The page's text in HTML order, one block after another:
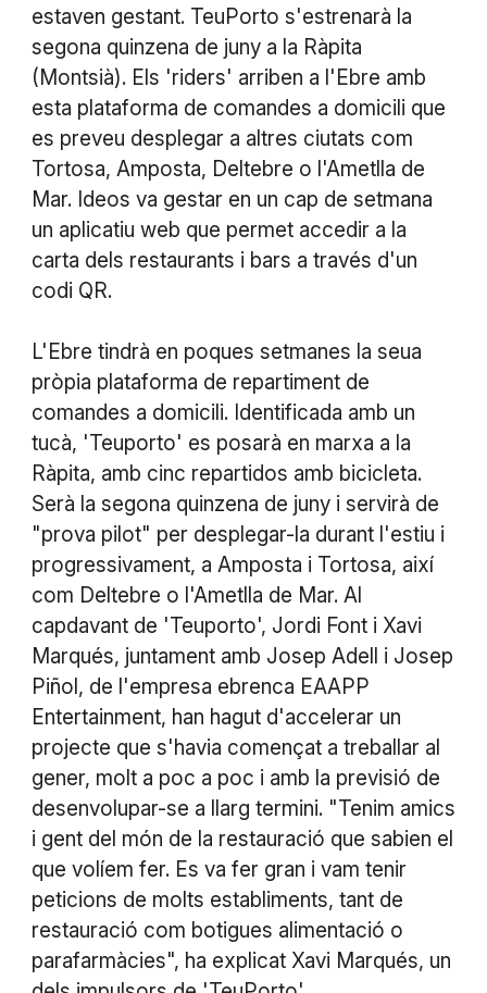
estaven gestant. TeuPorto s'estrenarà la
segona quinzena de juny a la Ràpita
(Montsià). Els 'riders' arriben a l'Ebre amb
esta plataforma de comandes a domicili que
es preveu desplegar a altres ciutats com
Tortosa, Amposta, Deltebre o l'Ametlla de
Mar. Ideos va gestar en un cap de setmana
un aplicatiu web que permet accedir a la
carta dels restaurants i bars a través d'un
codi QR.
L'Ebre tindrà en poques setmanes la seua
pròpia plataforma de repartiment de
comandes a domicili. Identificada amb un
tucà, 'Teuporto' es posarà en marxa a la
Ràpita, amb cinc repartidos amb bicicleta.
Serà la segona quinzena de juny i servirà de
"prova pilot" per desplegar-la durant l'estiu i
progressivament, a Amposta i Tortosa, així
com Deltebre o l'Ametlla de Mar. Al
capdavant de 'Teuporto', Jordi Font i Xavi
Marqués, juntament amb Josep Adell i Josep
Piñol, de l'empresa ebrenca EAAPP
Entertainment, han hagut d'accelerar un
projecte que s'havia començat a treballar al
gener, molt a poc a poc i amb la previsió de
desenvolupar-se a llarg termini. "Tenim amics
i gent del món de la restauració que sabien el
que volíem fer. Es va fer gran i vam tenir
peticions de molts establiments, tant de
restauració com botigues alimentació o
parafarmàcies", ha explicat Xavi Marqués, un